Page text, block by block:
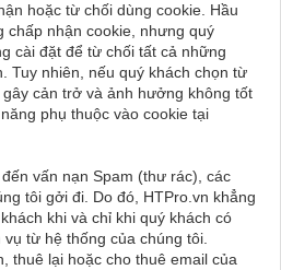
hoặc từ chối dùng cookie. Hầu
chấp nhận cookie, nhưng quý
cài đặt để từ chối tất cả những
Tuy nhiên, nếu quý khách chọn từ
cản trở và ảnh hưởng không tốt
phụ thuộc vào cookie tại
vấn nạn Spam (thư rác), các
tôi gởi đi. Do đó, HTPro.vn khẳng
khi và chỉ khi quý khách có
từ hệ thống của chúng tôi.
thuê lại hoặc cho thuê email của